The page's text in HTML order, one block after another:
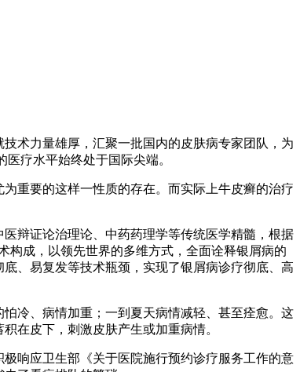
术力量雄厚，汇聚一批国内的皮肤病专家团队，为
疗水平始终处于国际尖端。
重要的这样一性质的存在。而实际上牛皮癣的治疗
辩证论治理论、中药药理学等传统医学精髓，根据
构成，以领先世界的多维方式，全面诠释银屑病的
、易复发等技术瓶颈，实现了银屑病诊疗彻底、高
冷、病情加重；一到夏天病情减轻、甚至痊愈。这
在皮下，刺激皮肤产生或加重病情。
响应卫生部《关于医院施行预约诊疗服务工作的意